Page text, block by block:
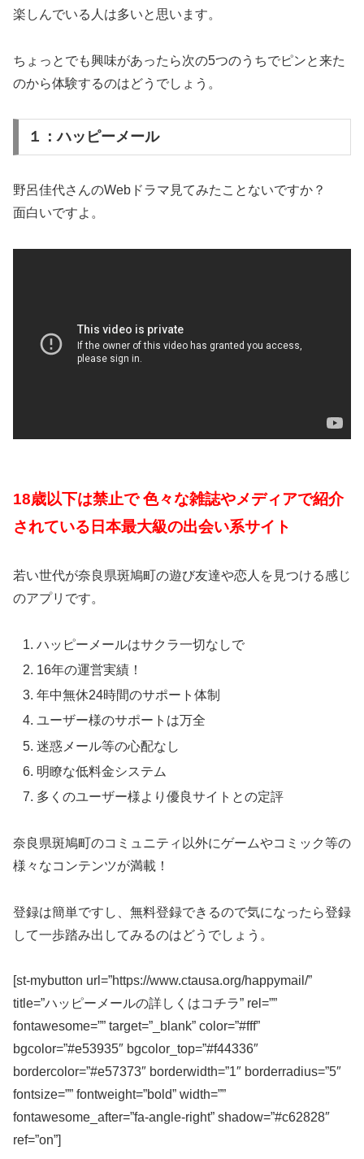
楽しんでいる人は多いと思います。
ちょっとでも興味があったら次の5つのうちでピンと来た
のから体験するのはどうでしょう。
１：ハッピーメール
野呂佳代さんのWebドラマ見てみたことないですか？
面白いですよ。
18歳以下は禁止で 色々な雑誌やメディアで紹介
されている日本最大級の出会い系サイト
若い世代が奈良県斑鳩町の遊び友達や恋人を見つける感じ
のアプリです。
ハッピーメールはサクラ一切なしで
16年の運営実績！
年中無休24時間のサポート体制
ユーザー様のサポートは万全
迷惑メール等の心配なし
明瞭な低料金システム
多くのユーザー様より優良サイトとの定評
奈良県斑鳩町のコミュニティ以外にゲームやコミック等の
様々なコンテンツが満載！
登録は簡単ですし、無料登録できるので気になったら登録
して一歩踏み出してみるのはどうでしょう。
[st-mybutton url=”https://www.ctausa.org/happymail/”
title=”ハッピーメールの詳しくはコチラ” rel=””
fontawesome=”” target=”_blank” color=”#fff”
bgcolor=”#e53935″ bgcolor_top=”#f44336″
bordercolor=”#e57373″ borderwidth=”1″ borderradius=”5″
fontsize=”” fontweight=”bold” width=””
fontawesome_after=”fa-angle-right” shadow=”#c62828″
ref=”on”]